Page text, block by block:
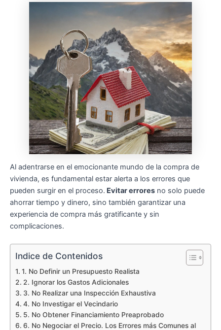
Al adentrarse en el emocionante mundo de la compra de
vivienda, es fundamental estar alerta a los errores que
pueden surgir en el proceso. Evitar errores no solo puede
ahorrar tiempo y dinero, sino también garantizar una
experiencia de compra más gratificante y sin
complicaciones.
Indice de Contenidos
1. No Definir un Presupuesto Realista
2. Ignorar los Gastos Adicionales
3. No Realizar una Inspección Exhaustiva
4. No Investigar el Vecindario
5. No Obtener Financiamiento Preaprobado
6. No Negociar el Precio. Los Errores más Comunes al